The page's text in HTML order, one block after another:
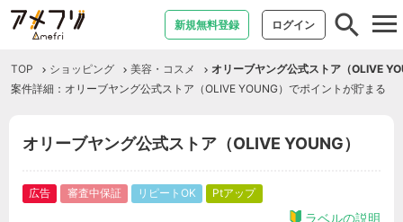
新規無料登録 ログイン
TOP ショッピング 美容・コスメ
オリーブヤング公式ストア（OLIVE
案件詳細：オリーブヤング公式ストア（OLIVE YOUNG）でポイントが貯まる
オリーブヤング公式ストア（OLIVE YOUNG）
広告 審査中保証 リピートOK Ptアップ
ラベルの説明